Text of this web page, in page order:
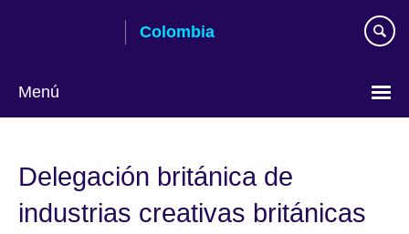
Colombia
Menú
idioma
Delegación británica de
industrias creativas británicas